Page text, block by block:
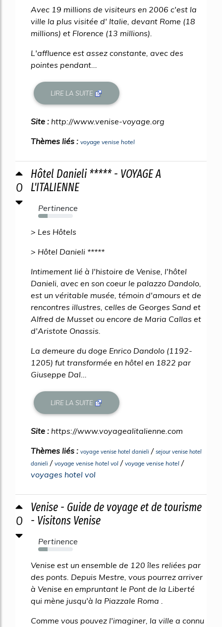
Avec 19 millions de visiteurs en 2006 c'est la
ville la plus visitée d' Italie, devant Rome (18
millions) et Florence (13 millions).
L'affluence est assez constante, avec des
pointes pendant...
LIRE LA SUITE
Site : http://www.venise-voyage.org
Thèmes liés : voyage venise hotel
0
Hôtel Danieli ***** - VOYAGE A
L'ITALIENNE
Pertinence
27%
> Les Hôtels
> Hôtel Danieli *****
Intimement lié à l'histoire de Venise, l'hôtel
Danieli, avec en son coeur le palazzo Dandolo,
est un véritable musée, témoin d'amours et de
rencontres illustres, celles de Georges Sand et
Alfred de Musset ou encore de Maria Callas et
d'Aristote Onassis.
La demeure du doge Enrico Dandolo (1192-
1205) fut transformée en hôtel en 1822 par
Giuseppe Dal...
LIRE LA SUITE
Site : https://www.voyagealitalienne.com
Thèmes liés : voyage venise hotel danieli / sejour venise hotel
danieli / voyage venise hotel vol / voyage venise hotel /
voyages hotel vol
0
Venise - Guide de voyage et de tourisme
- Visitons Venise
Pertinence
27%
Venise est un ensemble de 120 îles reliées par
des ponts. Depuis Mestre, vous pourrez arriver
à Venise en empruntant le Pont de la Liberté
qui mène jusqu'à la Piazzale Roma .
Comme vous pouvez l'imaginer, la ville a connu